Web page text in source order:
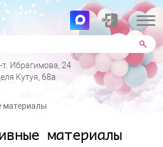
т. Ибрагимова, 24
Кутуя, 68а
материалы
материалы